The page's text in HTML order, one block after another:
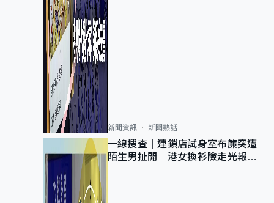
新聞資訊 新聞熱話
一線搜查｜連鎖店試身室布簾突遭
陌生男扯開 港女換衫險走光報